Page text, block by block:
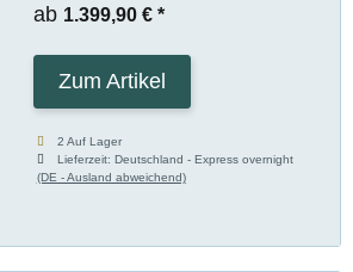
ab 1.399,90 € *
Zum Artikel
2 Auf Lager
Lieferzeit:Deutschland - Express overnight
(DE - Ausland abweichend)